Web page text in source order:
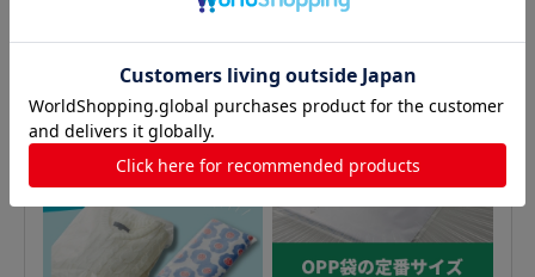
おすすめ特集はこちら